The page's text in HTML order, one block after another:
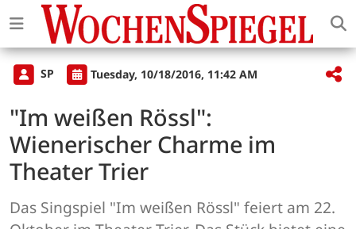
SP Tuesday, 10/18/2016, 11:42 AM
"Im weißen Rössl":
Wienerischer Charme im
Theater Trier
Das Singspiel "Im weißen Rössl" feiert am 22.